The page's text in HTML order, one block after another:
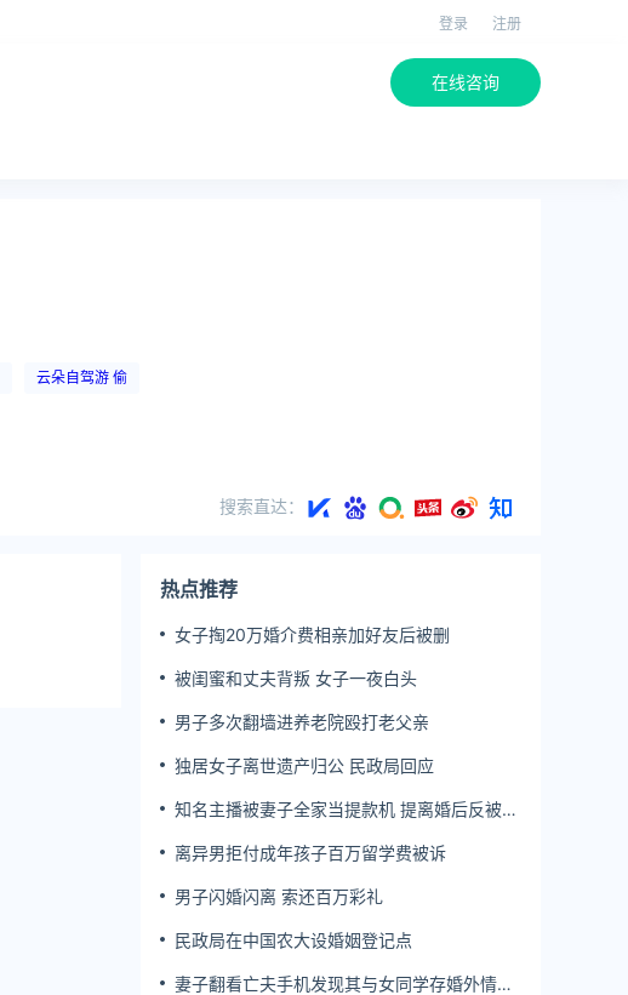
登录 注册
在线咨询
云朵自驾游 偷
搜索直达：
热点推荐
女子掏20万婚介费相亲加好友后被删
被闺蜜和丈夫背叛 女子一夜白头
男子多次翻墙进养老院殴打老父亲
独居女子离世遗产归公 民政局回应
知名主播被妻子全家当提款机 提离婚后反被对
离异男拒付成年孩子百万留学费被诉
男子闪婚闪离 索还百万彩礼
民政局在中国农大设婚姻登记点
妻子翻看亡夫手机发现其与女同学存婚外情，